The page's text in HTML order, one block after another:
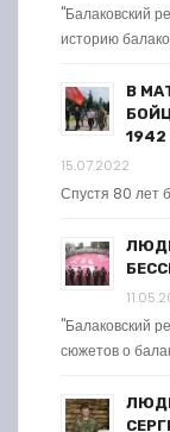
"Балаковский
историю
В
15.07.2022
Спустя 80 лет
"Балаковский
сюжетов о